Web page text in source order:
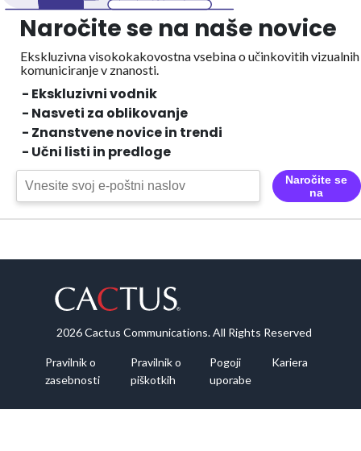
Naročite se na naše novice
Ekskluzivna visokokakovostna vsebina o učinkovitih vizualnih
komuniciranje v znanosti.
- Ekskluzivni vodnik
- Nasveti za oblikovanje
- Znanstvene novice in trendi
- Učni listi in predloge
Naročite se
na
2026 Cactus Communications. All Rights Reserved
Pravilnik o
zasebnosti
Pravilnik o
piškotkih
Pogoji
uporabe
Kariera